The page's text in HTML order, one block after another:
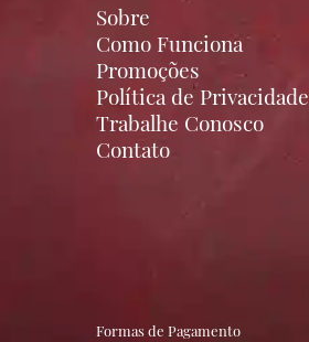
Sobre
Como Funciona
Promoções
Política de Privacidade
Trabalhe Conosco
Contato
Formas de Pagamento